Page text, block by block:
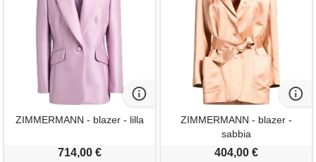
ZIMMERMANN - blazer - lilla
714,00 €
ZIMMERMANN - blazer -
sabbia
404,00 €